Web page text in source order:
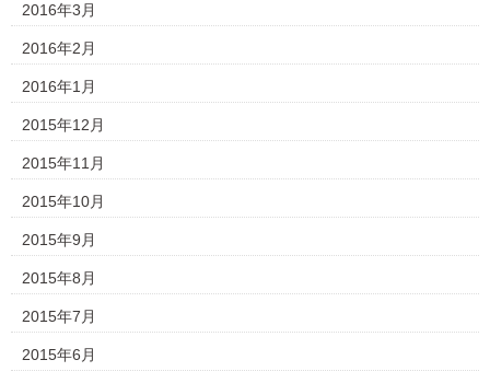
2016年3月
2016年2月
2016年1月
2015年12月
2015年11月
2015年10月
2015年9月
2015年8月
2015年7月
2015年6月